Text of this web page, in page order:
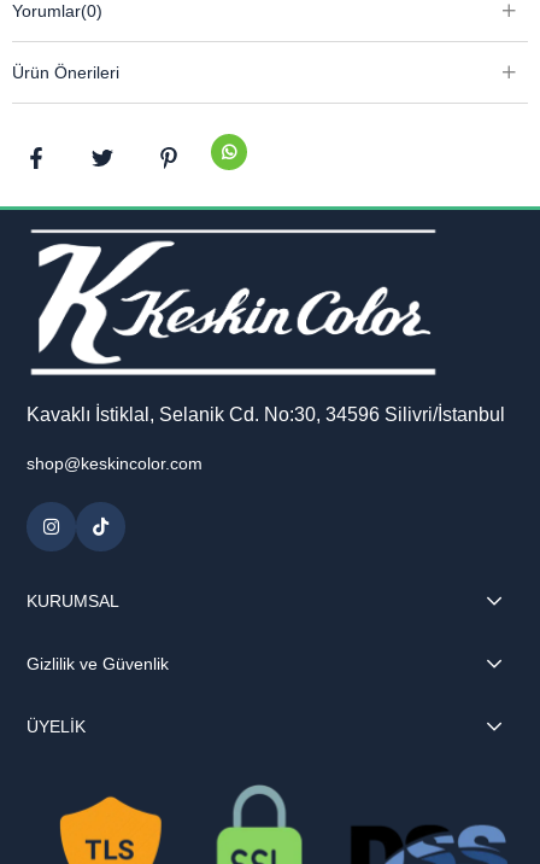
Yorumlar(0)
Ürün Önerileri
Kavaklı İstiklal, Selanik Cd. No:30, 34596 Silivri/İstanbul
shop@keskincolor.com
KURUMSAL
Gizlilik ve Güvenlik
ÜYELİK